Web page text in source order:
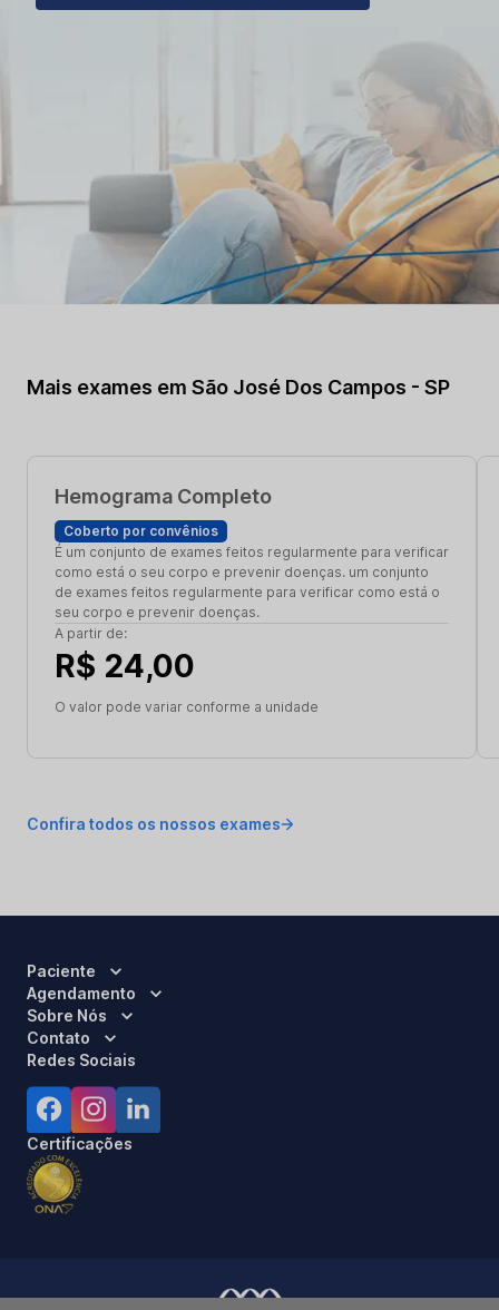
Mais exames em São José Dos Campos - SP
Hemograma Completo
Coberto por convênios
É um conjunto de exames feitos regularmente para verificar
como está o seu corpo e prevenir doenças. um conjunto
de exames feitos regularmente para verificar como está o
seu corpo e prevenir doenças.
A partir de:
R$ 24,00
O valor pode variar conforme a unidade
Confira todos os nossos exames
Paciente
Agendamento
Sobre Nós
Contato
Redes Sociais
Certificações